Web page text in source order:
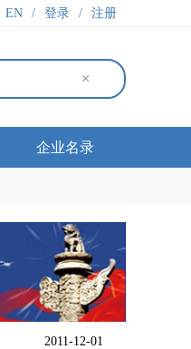
EN / 登录 / 注册
×
企业名录
2011-12-01